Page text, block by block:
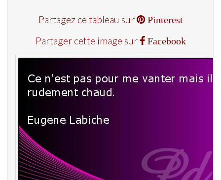
Partagez ce tableau sur Pinterest
Partager cette image sur Facebook